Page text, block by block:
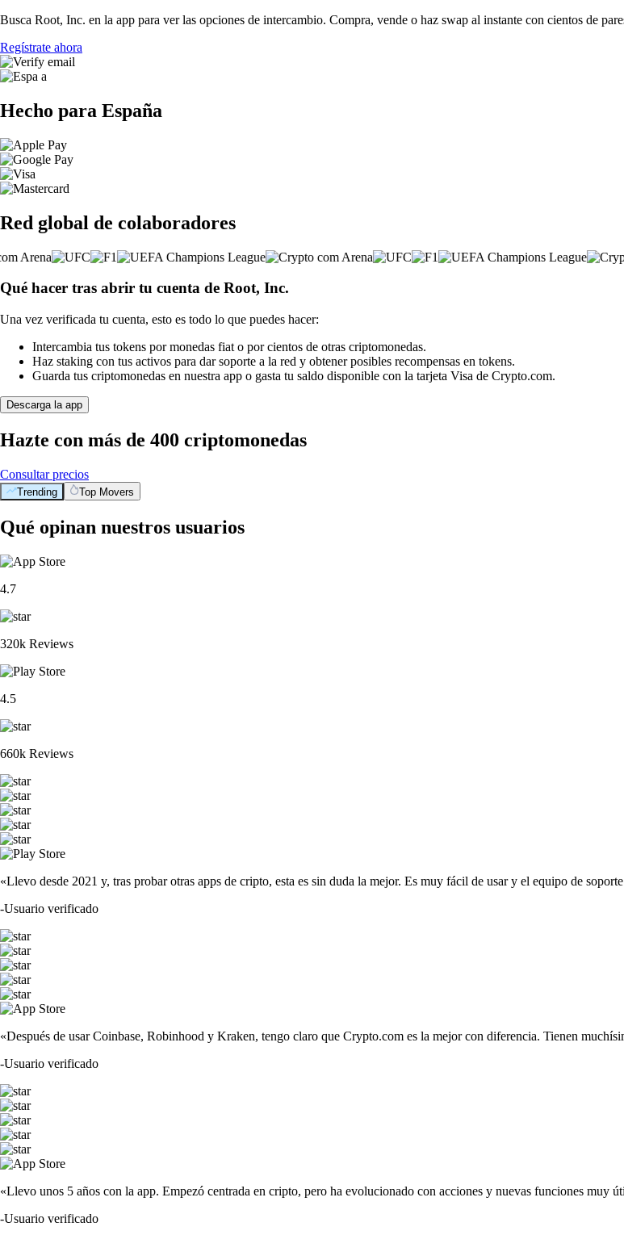
Busca Root, Inc. en la app para ver las opciones de intercambio. Compra, vende o haz swap al instante con cientos de
Regístrate ahora
Hecho para España
Red global de colaboradores
Qué hacer tras abrir tu cuenta de Root, Inc.
Una vez verificada tu cuenta, esto es todo lo que puedes hacer:
Intercambia tus tokens por monedas fiat o por cientos de otras criptomonedas.
Haz staking con tus activos para dar soporte a la red y obtener posibles recompensas en tokens.
Guarda tus criptomonedas en nuestra app o gasta tu saldo disponible con la tarjeta Visa de Crypto.com.
Descarga la app
Hazte con más de 400 criptomonedas
Consultar precios
Trending Top Movers
Qué opinan nuestros usuarios
4.7
320k Reviews
4.5
660k Reviews
«Llevo desde 2021 y, tras probar otras apps de cripto, esta es sin duda la mejor. Es muy fácil de usar y el equipo de
-Usuario verificado
«Después de usar Coinbase, Robinhood y Kraken, tengo claro que Crypto.com es la mejor con diferencia. Tienen
-Usuario verificado
«Llevo unos 5 años con la app. Empezó centrada en cripto, pero ha evolucionado con acciones y nuevas funciones muy
-Usuario verificado